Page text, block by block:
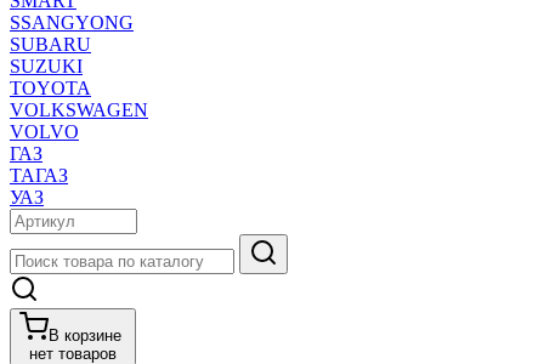
SSANGYONG
SUBARU
SUZUKI
TOYOTA
VOLKSWAGEN
VOLVO
ГАЗ
ТАГАЗ
УАЗ
В корзине
нет товаров